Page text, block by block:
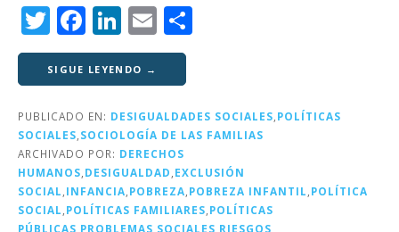
T
w
it
te
r
F
a
c
e
b
o
o
k
Li
n
k
e
dI
n
E
m
ai
l p
a
rt
ir
SIGUE LEYENDO →
PUBLICADO EN: DESIGUALDADES SOCIALES POLÍTICAS
SOCIALES SOCIOLOGÍA DE LAS FAMILIAS
ARCHIVADO POR: DERECHOS
HUMANOS DESIGUALDAD EXCLUSIÓN
SOCIAL INFANCIA POBREZA POBREZA INFANTIL POLÍTICA
SOCIAL POLÍTICAS FAMILIARES POLÍTICAS
PÚBLICAS PROBLEMAS SOCIALES RIESGOS